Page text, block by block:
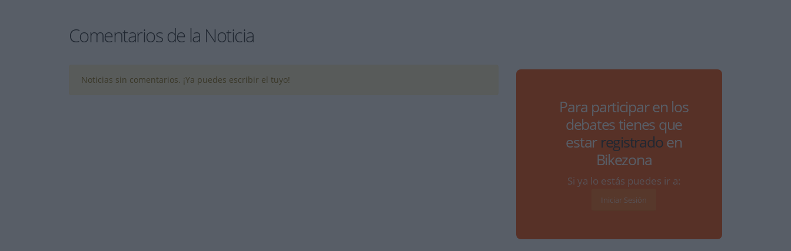
Comentarios de la Noticia
Noticias sin comentarios. ¡Ya puedes escribir el tuyo!
Para participar en los
debates tienes que
estar registradoen
Bikezona
Si ya lo estás puedes ir a:
Iniciar Sesión